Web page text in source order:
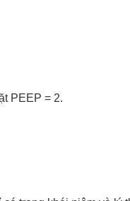
PEEP = 2.